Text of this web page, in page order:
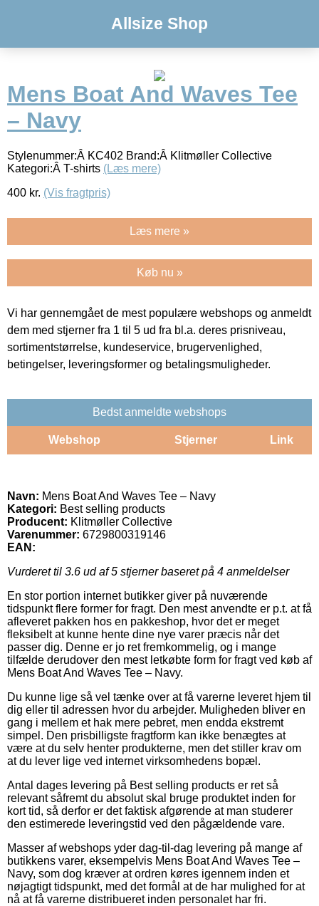
Allsize Shop
Mens Boat And Waves Tee
– Navy
Stylenummer:Â KC402 Brand:Â Klitmøller Collective
Kategori:Â T-shirts (Læs mere)
400 kr. (Vis fragtpris)
Læs mere »
Køb nu »
Vi har gennemgået de mest populære webshops og anmeldt
dem med stjerner fra 1 til 5 ud fra bl.a. deres prisniveau,
sortimentstørrelse, kundeservice, brugervenlighed,
betingelser, leveringsformer og betalingsmuligheder.
Bedst anmeldte webshops
Webshop Stjerner Link
Navn: Mens Boat And Waves Tee – Navy
Kategori: Best selling products
Producent: Klitmøller Collective
Varenummer: 6729800319146
EAN:
Vurderet til 3.6 ud af 5 stjerner baseret på 4 anmeldelser
En stor portion internet butikker giver på nuværende
tidspunkt flere former for fragt. Den mest anvendte er p.t. at få
afleveret pakken hos en pakkeshop, hvor det er meget
fleksibelt at kunne hente dine nye varer præcis når det
passer dig. Denne er jo ret fremkommelig, og i mange
tilfælde derudover den mest letkøbte form for fragt ved køb af
Mens Boat And Waves Tee – Navy.
Du kunne lige så vel tænke over at få varerne leveret hjem til
dig eller til adressen hvor du arbejder. Muligheden bliver en
gang i mellem et hak mere pebret, men endda ekstremt
simpel. Den prisbilligste fragtform kan ikke benægtes at
være at du selv henter produkterne, men det stiller krav om
at du lever lige ved internet virksomhedens bopæl.
Antal dages levering på Best selling products er ret så
relevant såfremt du absolut skal bruge produktet inden for
kort tid, så derfor er det faktisk afgørende at man studerer
den estimerede leveringstid ved den pågældende vare.
Masser af webshops yder dag-til-dag levering på mange af
butikkens varer, eksempelvis Mens Boat And Waves Tee –
Navy, som dog kræver at ordren køres igennem inden et
nøjagtigt tidspunkt, med det formål at de har mulighed for at
nå at få varerne distribueret inden personalet har fri.